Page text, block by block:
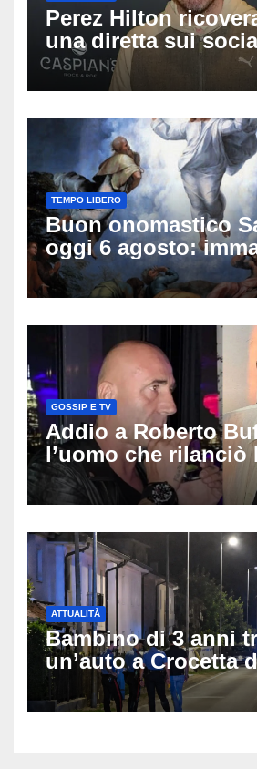
Perez Hilton
una diretta sui
famiglia rompe il
sulle sue condizioni
TEMPO LIBERO
Buon onomastico
oggi 6 agosto:
di auguri da
GOSSIP E TV
Addio a Roberto
l’uomo che rilanciò
e Villa delle Rose:
anni
ATTUALITÀ
Bambino di 3 anni
un’auto a Crocetta
Montello: è
trasportato in